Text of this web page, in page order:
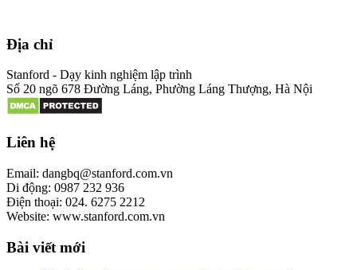
Địa chỉ
Stanford - Dạy kinh nghiệm lập trình
Số 20 ngõ 678 Đường Láng, Phường Láng Thượng, Hà Nội
Liên hệ
Email: dangbq@stanford.com.vn
Di động: 0987 232 936
Điện thoại: 024. 6275 2212
Website: www.stanford.com.vn
Bài viết mới